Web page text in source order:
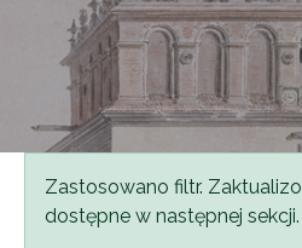
Komunikat
Zastosowano filtr.
dostępne w następnej sekcji.